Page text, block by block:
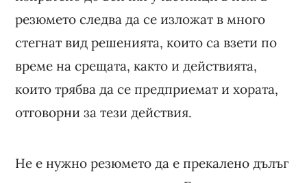
резюмето следва да се изложат в много
стегнат вид решенията, които са взети по
време на срещата, както и действията,
които трябва да се предприемат и хората,
отговорни за тези действия.
Не е нужно резюмето да е прекалено дълъг